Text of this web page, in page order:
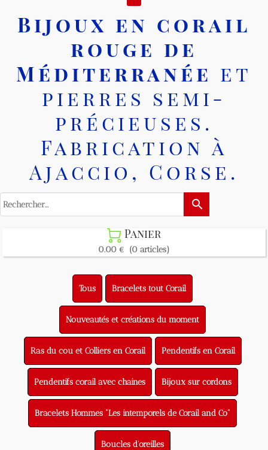
Bijoux en corail
rouge de
Méditerranée et
pierres semi-
précieuses.
Fabrication à
Ajaccio, Corse.
search
 Panier
0.00 € (0 articles)
Tous Bracelets tout Corail
Nouveautés et créations du moment
Ras du cou et Colliers en Corail Pendentifs en Corail
Pendentifs corail avec chaines Bijoux sur cordons
Bracelets Hommes "Les intemporels de Corail and Co"
Boucles d'oreilles